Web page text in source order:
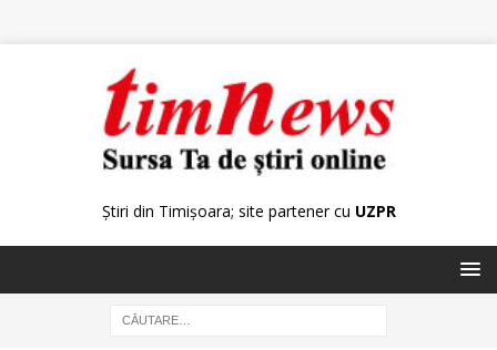
Știri din Timișoara; site partener cu UZPR